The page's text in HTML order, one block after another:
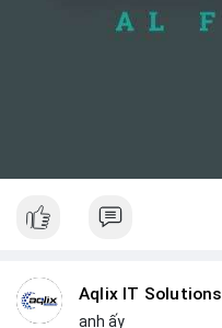
Aqlix IT Solutions
anh ấy